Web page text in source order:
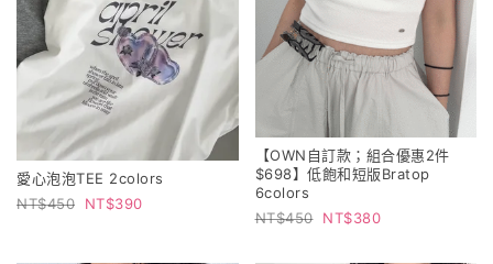
愛心泡泡TEE 2colors
450
390
【OWN自訂款；組合優惠2件
$698】低飽和短版Bratop
6colors
450
380